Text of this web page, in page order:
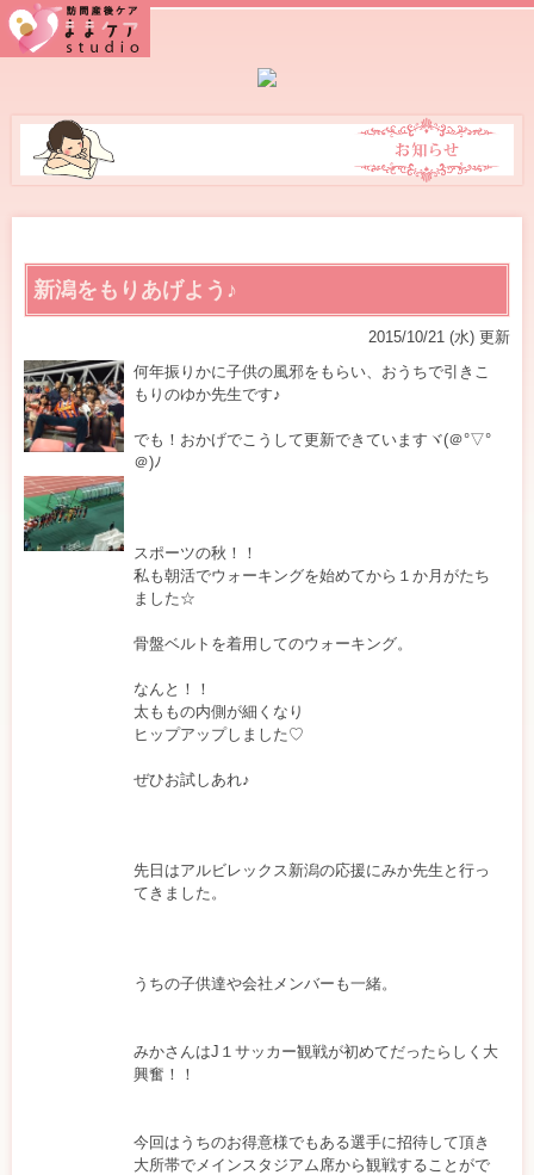
産
前・
産
の
マ
対
象
に
し
新潟をもりあげよう♪
2015/10/21 (水) 更新
何年振りかに子供の風邪をもらい、おうちで引きこ
もりのゆか先生です♪
でも！おかげでこうして更新できていますヾ(＠°▽°
＠)ﾉ
スポーツの秋！！
私も朝活でウォーキングを始めてから１か月がたち
ました☆
骨盤ベルトを着用してのウォーキング。
なんと！！
太ももの内側が細くなり
ヒップアップしました♡
ぜひお試しあれ♪
先日はアルビレックス新潟の応援にみか先生と行っ
てきました。
うちの子供達や会社メンバーも一緒。
みかさんはJ１サッカー観戦が初めてだったらしく大
興奮！！
今回はうちのお得意様でもある選手に招待して頂き
大所帯でメインスタジアム席から観戦することがで